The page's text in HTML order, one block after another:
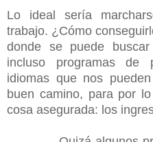
Lo ideal sería
trabajo. ¿Cómo
donde se puede
incluso programas de
idiomas que nos
buen camino, para por
cosa asegurada: los